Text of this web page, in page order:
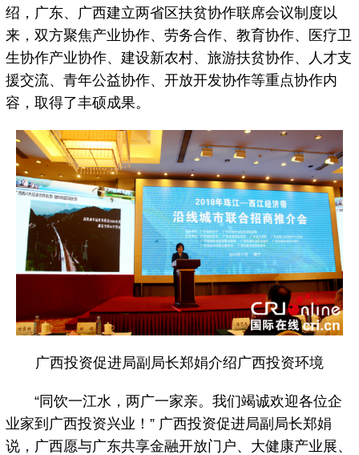
绍，广东、广西建立两省区扶贫协作联席会议制度以
来，双方聚焦产业协作、劳务合作、教育协作、医疗卫
生协作产业协作、建设新农村、旅游扶贫协作、人才支
援交流、青年公益协作、开放开发协作等重点协作内
容，取得了丰硕成果。
广西投资促进局副局长郑娟介绍广西投资环境
“同饮一江水，两广一家亲。我们竭诚欢迎各位企
业家到广西投资兴业！” 广西投资促进局副局长郑娟
说，广西愿与广东共享金融开放门户、大健康产业展、